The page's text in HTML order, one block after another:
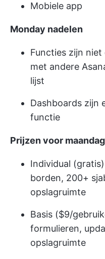
Mobiele app
Monday nadelen
Functies zijn
met andere
lijst
Dashboards zijn
functie
Prijzen voor maandag
Individual
borden, 200+
opslagruimte
Basis ($9/
formulieren,
opslagruimte